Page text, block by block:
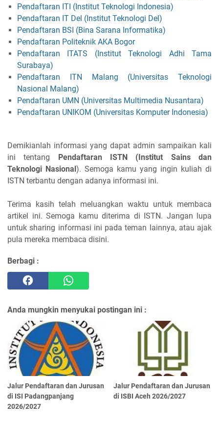
Pendaftaran ITI (Institut Teknologi Indonesia)
Pendaftaran IT Del (Institut Teknologi Del)
Pendaftaran BSI (Bina Sarana Informatika)
Pendaftaran Politeknik AKA Bogor
Pendaftaran ITATS (Institut Teknologi Adhi Tama
Surabaya)
Pendaftaran ITN Malang (Universitas Teknologi
Nasional Malang)
Pendaftaran UMN (Universitas Multimedia Nusantara)
Pendaftaran UNIKOM (Universitas Komputer Indonesia)
Demikianlah informasi yang dapat admin sampaikan kali
ini tentang Pendaftaran ISTN (Institut Sains dan
Teknologi Nasional). Semoga kamu yang ingin kuliah di
ISTN terbantu dengan adanya informasi ini.
Terima kasih telah meluangkan waktu untuk membaca
artikel ini. Semoga kamu diterima di ISTN. Jangan lupa
untuk sharing informasi ini pada teman lainnya, atau ajak
pula mereka membaca disini.
Berbagi :
Anda mungkin menyukai postingan ini :
Jalur Pendaftaran dan Jurusan
di ISI Padangpanjang
2026/2027
Jalur Pendaftaran dan Jurusan
di ISBI Aceh 2026/2027